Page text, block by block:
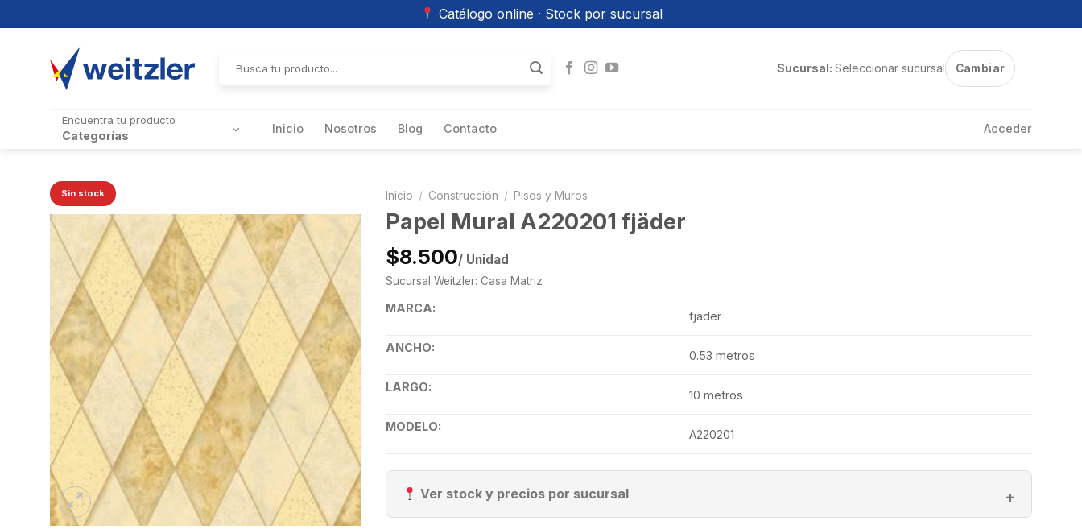
Catálogo online · Stock por sucursal
por:
Sucursal: Seleccionar sucursal Cambiar
Encuentra tu producto
Categorías Inicio Nosotros Blog Contacto Acceder
Sin stock Inicio / Construcción / Pisos y Muros
Papel Mural A220201 fjäder
$8.500/ Unidad
Sucursal Weitzler: Casa Matriz
MARCA:
fjäder
ANCHO:
0.53 metros
LARGO:
10 metros
MODELO:
A220201
Ver stock y precios por sucursal